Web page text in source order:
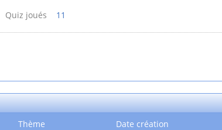
Quiz joués
11
Thème
Date création